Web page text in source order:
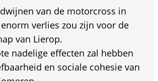
van de motorcross in
verlies zou zijn voor de
van Lierop.
nadelige effecten zal hebben
en sociale cohesie van